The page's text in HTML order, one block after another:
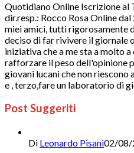
Quotidiano Online Iscrizione al
dir.resp.: Rocco Rosa Online
miei amici, tutti rigorosamente
deciso di far rivivere il giornale
iniziativa che a me sta a molto
rafforzare il peso dell'opinione
giovani lucani che non
e , terzo,fare un laboratorio di
Post Suggeriti
Di Leonardo Pisani02/08/